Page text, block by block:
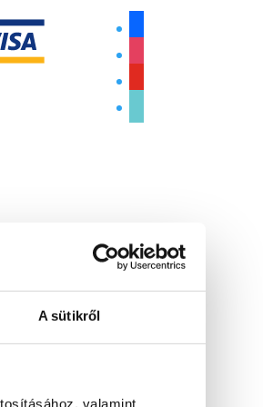
A sütikről
valamint